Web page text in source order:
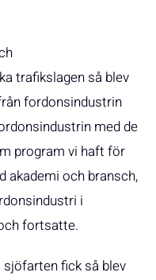
trafikslagen så blev
fordonsindustrin
med de
program vi haft för
akademi och bransch,
i
fortsatte.
fick så blev